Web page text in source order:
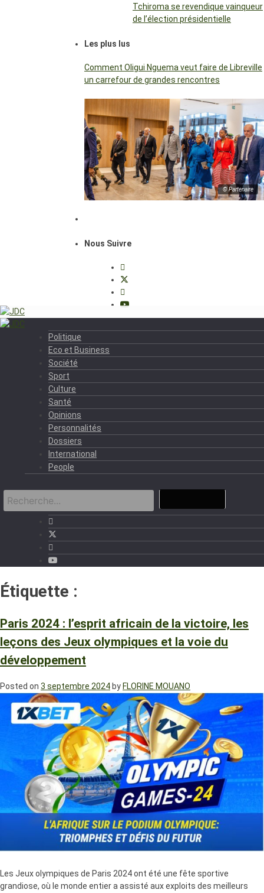
Tchiroma se revendique vainqueur
de l’élection présidentielle
Les plus lus
Comment Oligui Nguema veut faire de Libreville
un carrefour de grandes rencontres
© Partenaire
Nous Suivre
Politique
Eco et Business
Société
Sport
Culture
Santé
Opinions
Personnalités
Dossiers
International
People
Étiquette :
Paris 2024 : l’esprit africain de la victoire, les
leçons des Jeux olympiques et la voie du
développement
Posted on 3 septembre 2024 by FLORINE MOUANO
Les Jeux olympiques de Paris 2024 ont été une fête sportive
grandiose, où le monde entier a assisté aux exploits des meilleurs